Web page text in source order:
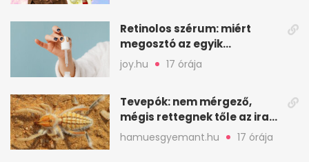
Retinolos szérum: miért
megosztó az egyik
leghatásosabb
öregedésgátló?
joy.hu 17 órája
Tevepók: nem mérgező,
mégis rettegnek tőle az iraki
sivatagban
hamuesgyemant.hu 17 órája